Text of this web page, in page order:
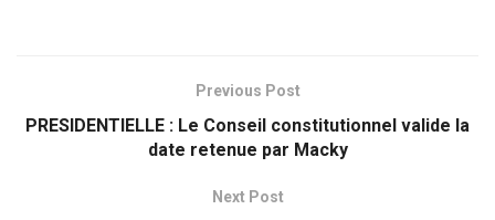
Previous Post
PRESIDENTIELLE : Le Conseil constitutionnel valide la
date retenue par Macky
Next Post